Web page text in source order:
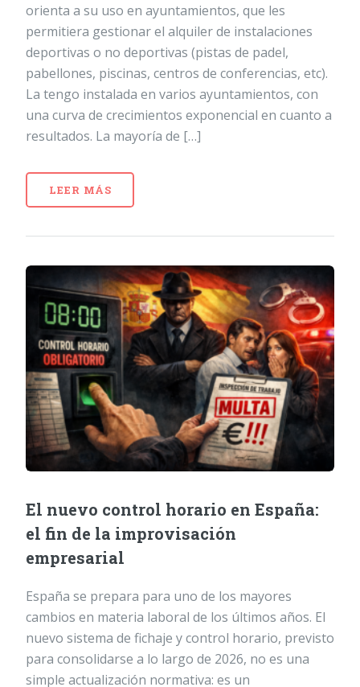
orienta a su uso en ayuntamientos, que les
permitiera gestionar el alquiler de instalaciones
deportivas o no deportivas (pistas de padel,
pabellones, piscinas, centros de conferencias, etc).
La tengo instalada en varios ayuntamientos, con
una curva de crecimientos exponencial en cuanto a
resultados. La mayoría de […]
LEER MÁS
El nuevo control horario en España:
el fin de la improvisación
empresarial
España se prepara para uno de los mayores
cambios en materia laboral de los últimos años. El
nuevo sistema de fichaje y control horario, previsto
para consolidarse a lo largo de 2026, no es una
simple actualización normativa: es un